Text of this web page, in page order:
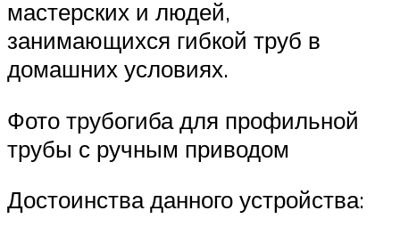
мастерских и людей,
занимающихся гибкой труб в
домашних условиях.
Фото трубогиба для профильной
трубы с ручным приводом
Достоинства данного устройства: